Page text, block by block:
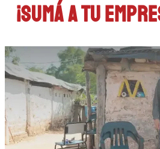
¡Sumá a tu